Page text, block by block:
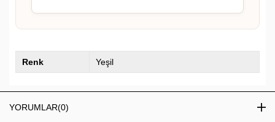
Renk Yeşil
YORUMLAR(0)